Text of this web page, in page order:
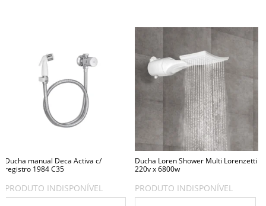
Ducha manual Deca Activa c/
registro 1984 C35
PRODUTO INDISPONÍVEL
Ducha Loren Shower Multi Lorenzetti
220v x 6800w
PRODUTO INDISPONÍVEL